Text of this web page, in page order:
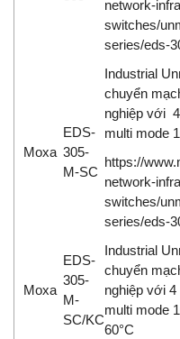
network-
switches/
series/eds-
Moxa
EDS-
305-
M-SC
Industrial
chuyển
nghiệp với
multi mode
https://
network-
switches/
series/eds-
Moxa
EDS-
305-
M-
SC/KC
Industrial
chuyển
nghiệp với
multi mode
60°C